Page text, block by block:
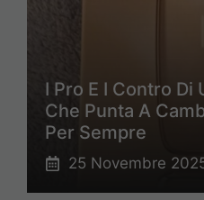
I Pro E I Contro Di
Che Punta A
Per Sempre
25 Novembre